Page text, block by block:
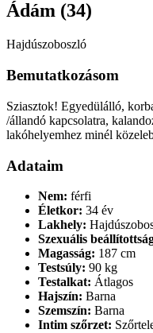
Ádám (34)
Hajdúszoboszló
Bemutatkozásom
Sziasztok! Egyedülálló,
/állandó kapcsolatra,
lakóhelyemhez minél
Adataim
Nem: férfi
Életkor: 34 év
Lakhely:
Szexuális
Magasság: 187 cm
Testsúly: 90 kg
Testalkat: Átlagos
Hajszín: Barna
Szemszín: Barna
Intim szőrzet: